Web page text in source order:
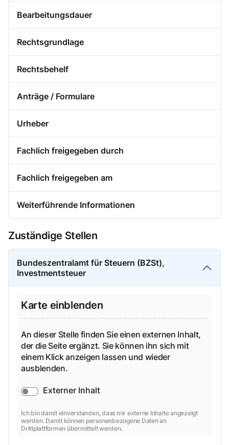
Bearbeitungsdauer
Rechtsgrundlage
Rechtsbehelf
Anträge / Formulare
Urheber
Fachlich freigegeben durch
Fachlich freigegeben am
Weiterführende Informationen
Zuständige Stellen
Bundeszentralamt für Steuern (BZSt),
Investmentsteuer
Karte einblenden
An dieser Stelle finden Sie einen externen Inhalt,
der die Seite ergänzt. Sie können ihn sich mit
einem Klick anzeigen lassen und wieder
ausblenden.
Externer Inhalt
Ich bin damit einverstanden, dass mir externe Inhalte angezeigt
werden. Damit können personenbezogene Daten an
Drittplattformen übermittelt werden.